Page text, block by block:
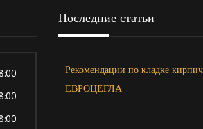
Последние статьи
Рекомендации по кладке
ЕВРОЦЕГЛА